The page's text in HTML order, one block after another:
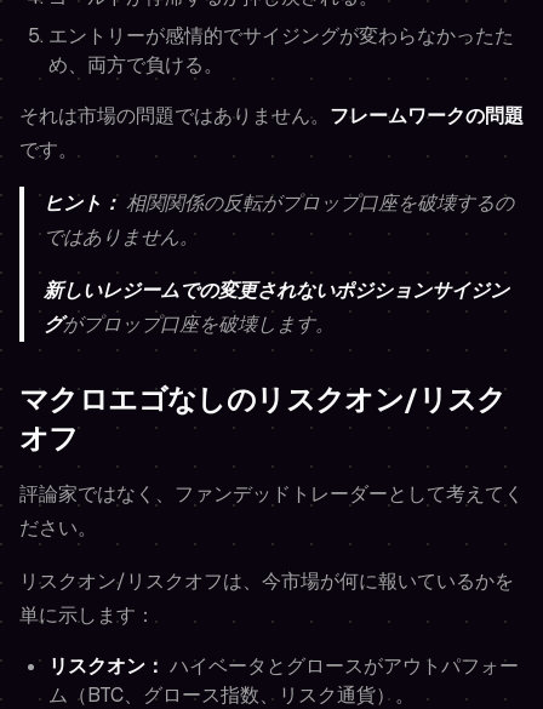
エントリーが感情的でサイジングが変わらなかったた
め、両方で負ける。
それは市場の問題ではありません。 フレームワークの問題
です。
ヒント： 相関関係の反転がプロップ口座を破壊するの
ではありません。
新しいレジームでの変更されないポジションサイジン
グがプロップ口座を破壊します。
マクロエゴなしのリスクオン/リスク
オフ
評論家ではなく、ファンデッドトレーダーとして考えてく
ださい。
リスクオン/リスクオフは、今市場が何に報いているかを
単に示します：
リスクオン： ハイベータとグロースがアウトパフォー
ム（BTC、グロース指数、リスク通貨）。